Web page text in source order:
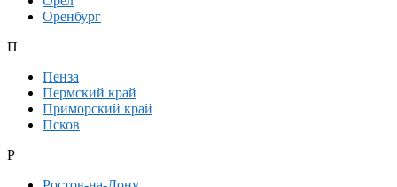
Оренбург
П
Пенза
Пермский край
Приморский край
Псков
Р